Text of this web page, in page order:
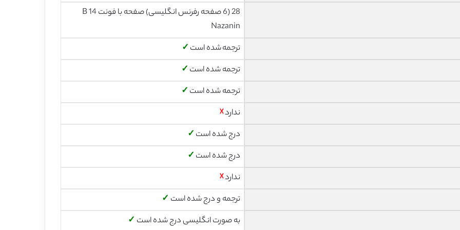
28 (6 صفحه رفرنس انگلیسی) صفحه با فونت 14 B
Nazanin
ترجمه شده است ✓
ترجمه شده است ✓
ترجمه شده است ✓
ندارد☓
درج شده است ✓
درج شده است ✓
ندارد☓
ترجمه و درج شده است ✓
به صورت انگلیسی درج شده است ✓